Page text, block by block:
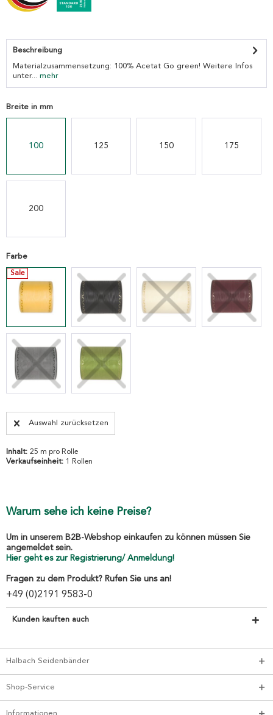
Beschreibung
Materialzusammensetzung: 100% Acetat Go green! Weitere Infos
unter... mehr
Breite in mm
100 125 150 175
200
Farbe
Sale
Auswahl zurücksetzen
Inhalt: 25 m pro Rolle
Verkaufseinheit: 1 Rollen
Warum sehe ich keine Preise?
Um in unserem B2B-Webshop einkaufen zu können müssen Sie
angemeldet sein.
Hier geht es zur Registrierung/ Anmeldung!
Fragen zu dem Produkt? Rufen Sie uns an!
+49 (0)2191 9583-0
Kunden kauften auch
Halbach Seidenbänder
Shop-Service
Informationen